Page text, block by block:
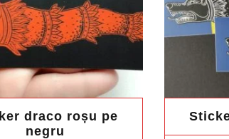
draco roșu pe
negru